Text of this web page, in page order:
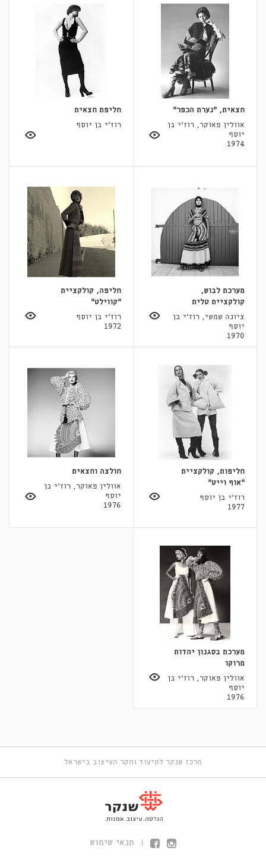
חצאית, "נערת הכפר"
אוולין פאוקר, רוז'י בן
יוסף
1974
חליפת חצאית
רוז'י בן יוסף
מערכת לבוש,
קולקציית טלית
ציונה שמשי, רוז'י בן
יוסף
1970
חליפה, קולקציית
"קווילט"
רוז'י בן יוסף
1972
חליפות, קולקציית
"אוף וייט"
רוז'י בן יוסף
1977
חולצה וחצאית
אוולין פאוקר, רוז'י בן
יוסף
1976
מערכת בסגנון יהדות
מרוקו
אוולין פאוקר, רוז'י בן
יוסף
1976
מרכז שנקר לתיעוד וחקר העיצוב בישראל
תנאי שימוש